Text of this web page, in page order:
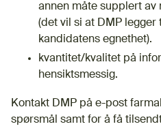
annen måte supplert av
(det vil si at DMP
kandidatens egnethet).
kvantitet/kvalitet på
hensiktsmessig.
Kontakt DMP på e-post
spørsmål samt for å få